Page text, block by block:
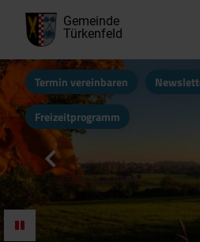
Gemeinde
Türkenfeld
Termin vereinbaren
Freizeitprogramm